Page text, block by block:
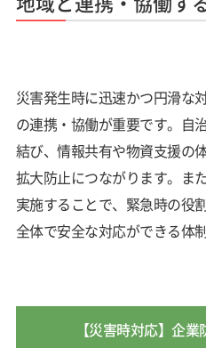
災害発生時に迅速かつ円滑な
の連携・協働が重要です。自
結び、情報共有や物資支援の
拡大防止につながります。ま
実施することで、緊急時の役
全体で安全な対応ができる体
【災害時対応】企